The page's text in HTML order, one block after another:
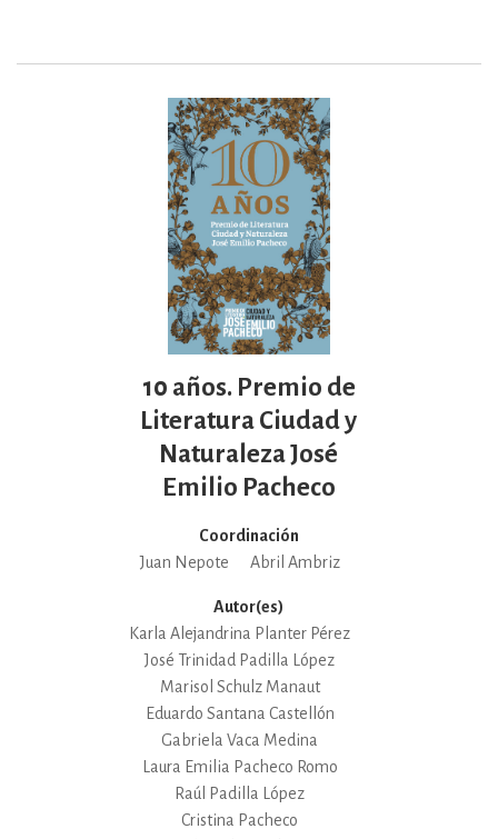
10 años. Premio de
Literatura Ciudad y
Naturaleza José
Emilio Pacheco
Coordinación
Juan Nepote
Abril Ambriz
Autor(es)
Karla Alejandrina Planter Pérez
José Trinidad Padilla López
Marisol Schulz Manaut
Eduardo Santana Castellón
Gabriela Vaca Medina
Laura Emilia Pacheco Romo
Raúl Padilla López
Cristina Pacheco